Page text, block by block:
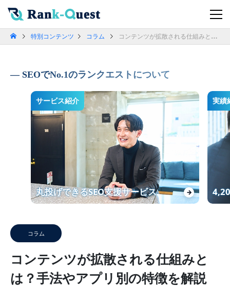
特別コンテンツ コラム コンテンツが拡散される仕組みとは？手法やアプリ別の特徴を解説
SEOでNo.1のランクエストについて
サービス紹介
丸投げできるSEO支援サービス →
実績
コラム
コンテンツが拡散される仕組みと
は？手法やアプリ別の特徴を解説